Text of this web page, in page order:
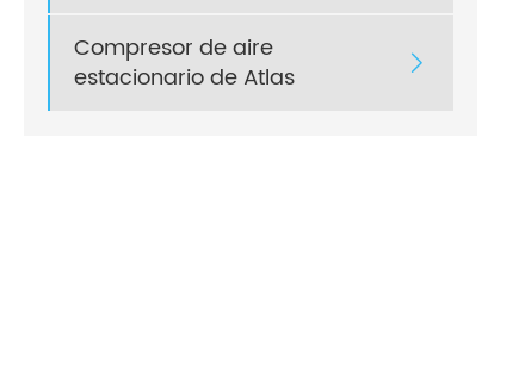
Compresor de aire
estacionario de Atlas
